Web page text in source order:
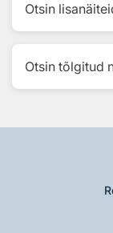
Otsin
Otsin tõlgitud